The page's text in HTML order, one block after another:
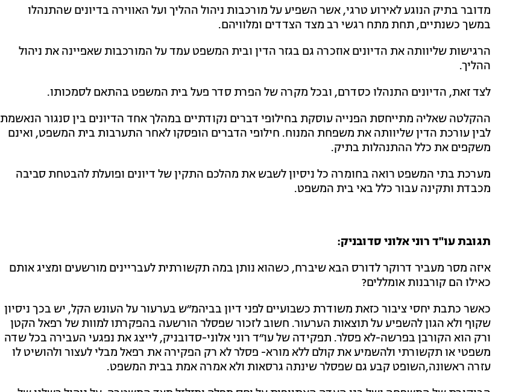
מדובר בתיק הנוגע לאירוע טרגי, אשר השפיע על מורכבות ניהול ההליך ועל האווירה בדיונים שהתנהלו
במשך כשנתיים, תחת מתח רגשי רב מצד הצדדים ומלוויהם.
הרגישות שליוותה את הדיונים אוזכרה גם בגזר הדין ובית המשפט עמד על המורכבות שאפיינה את ניהול
ההליך.
לצד זאת, הדיונים התנהלו כסדרם, ובכל מקרה של הפרת סדר פעל בית המשפט בהתאם לסמכותו.
ההקלטה שאליה מתייחסת הפנייה עוסקת בחילופי דברים נקודתיים במהלך אחד הדיונים בין סנגור הנאשמת
לבין עורכת הדין שליוותה את משפחת המנוח. חילופי הדברים הופסקו לאחר התערבות בית המשפט, ואינם
משקפים את כלל ההתנהלות בתיק.
מערכת בתי המשפט רואה בחומרה כל ניסיון לשבש את מהלכם התקין של דיונים ופועלת להבטחת סביבה
מכבדת ותקינה עבור כלל באי בית המשפט.
תגובת עו"ד רוני אלוני סדובניק:
איזה מסר מעביר דרוקר לדורס הבא שיברח, כשהוא נותן במה תקשורתית לעבריינים מורשעים ומציג אותם
כאילו הם קורבנות אומללים?
כאשר כתבת יחסי ציבור כזאת משודרת כשבועיים לפני דיון בביהמ״ש בערעור על העונש הקל, יש בכך ניסיון
שקוף ולא הגון להשפיע על תוצאות הערעור. חשוב לזכור שפסלר הורשעה בהפקרתו למוות של רפאל הקטן
ורק הוא הקורבן בפרשה-לא פסלר. תפקידה של עו״ד רוני אלוני-סדובניק, לייצג את נפגעי העבירה בכל שדה
משפטי או תקשורתי ולהשמיע את קולם ללא מורא- פסלר לא רק הפקירה את רפאל מבלי לעצור ולהושיט לו
עזרה ראשונה,השופט קבע גם שפסלר שינתה גרסאות ולא אמרה אמת בבית המשפט.